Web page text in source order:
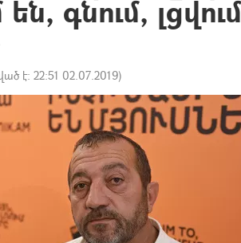
գնում,
է: 22:51 02.07.2019)